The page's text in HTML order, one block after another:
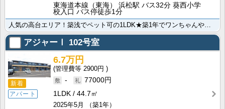
東海道本線（東海） 浜松駅 バス32分 葵西小学
校入口 バス停徒歩1分
人気の高台エリア！築浅でペット可の1LDK★築1年でワンちゃんや猫ちゃんと一緒に暮らせます！！インタ･･･
アジャーⅠ 102号室
新着
アパート
6.7万円
2900円
-
77000円
1LDK
44.7㎡
2025年5月
（築1年）